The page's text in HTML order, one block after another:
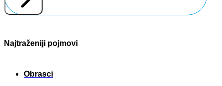
Najtraženiji pojmovi
Obrasci